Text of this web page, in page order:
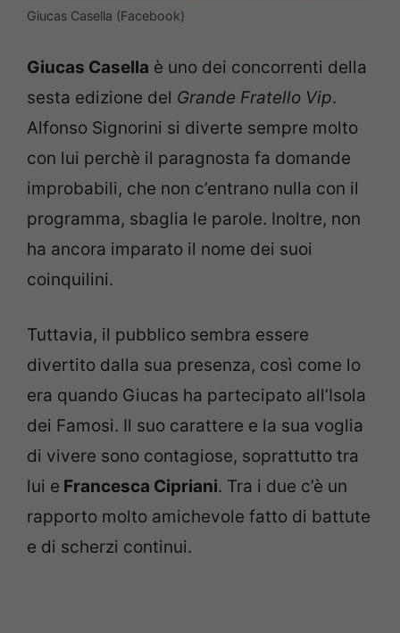
Giucas Casella (Facebook)
Giucas Casella è uno dei concorrenti della
sesta edizione del Grande Fratello Vip.
Alfonso Signorini si diverte sempre molto
con lui perchè il paragnosta fa domande
improbabili, che non c’entrano nulla con il
programma, sbaglia le parole. Inoltre, non
ha ancora imparato il nome dei suoi
coinquilini.
Tuttavia, il pubblico sembra essere
divertito dalla sua presenza, così come lo
era quando Giucas ha partecipato all’Isola
dei Famosi. Il suo carattere e la sua voglia
di vivere sono contagiose, soprattutto tra
lui e Francesca Cipriani. Tra i due c’è un
rapporto molto amichevole fatto di battute
e di scherzi continui.